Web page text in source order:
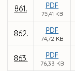
861. PDF
75,41 KB
862. PDF
74,72 KB
863. PDF
76,33 KB